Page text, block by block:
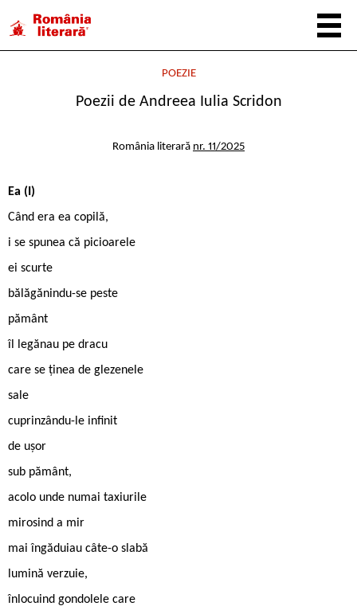
POEZIE
Poezii de Andreea Iulia Scridon
România literară nr. 11/2025
Ea (I)
Când era ea copilă,
i se spunea că picioarele
ei scurte
bălăgănindu-se peste
pământ
îl legănau pe dracu
care se ținea de glezenele
sale
cuprinzându-le infinit
de ușor
sub pământ,
acolo unde numai taxiurile
mirosind a mir
mai îngăduiau câte-o slabă
lumină verzuie,
înlocuind gondolele care